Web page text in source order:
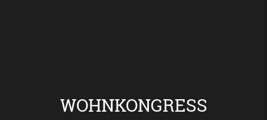
WOHNKONGRESS